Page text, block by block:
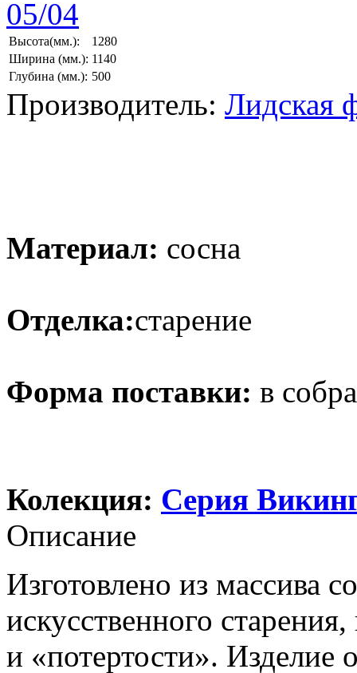
Высота(мм.):
1280
Ширина (мм.): 1140
Глубина (мм.): 500
Производитель: Лидская
Материал: сосна
Отделка:старение
Форма поставки: в
Колекция: Серия
Описание
Изготовлено из массива
искусственного
и «потертости». Изделие